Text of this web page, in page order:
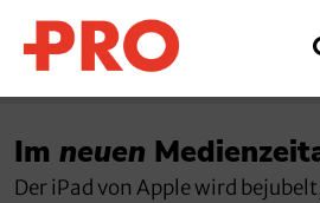
Im neuen
Der iPad von Apple wird